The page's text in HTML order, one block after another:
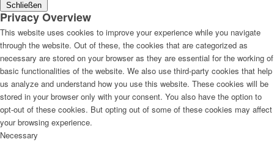
Schließen
Privacy Overview
This website uses cookies to improve your experience while you navigate
through the website. Out of these, the cookies that are categorized as
necessary are stored on your browser as they are essential for the working of
basic functionalities of the website. We also use third-party cookies that help
us analyze and understand how you use this website. These cookies will be
stored in your browser only with your consent. You also have the option to
opt-out of these cookies. But opting out of some of these cookies may affect
your browsing experience.
Necessary